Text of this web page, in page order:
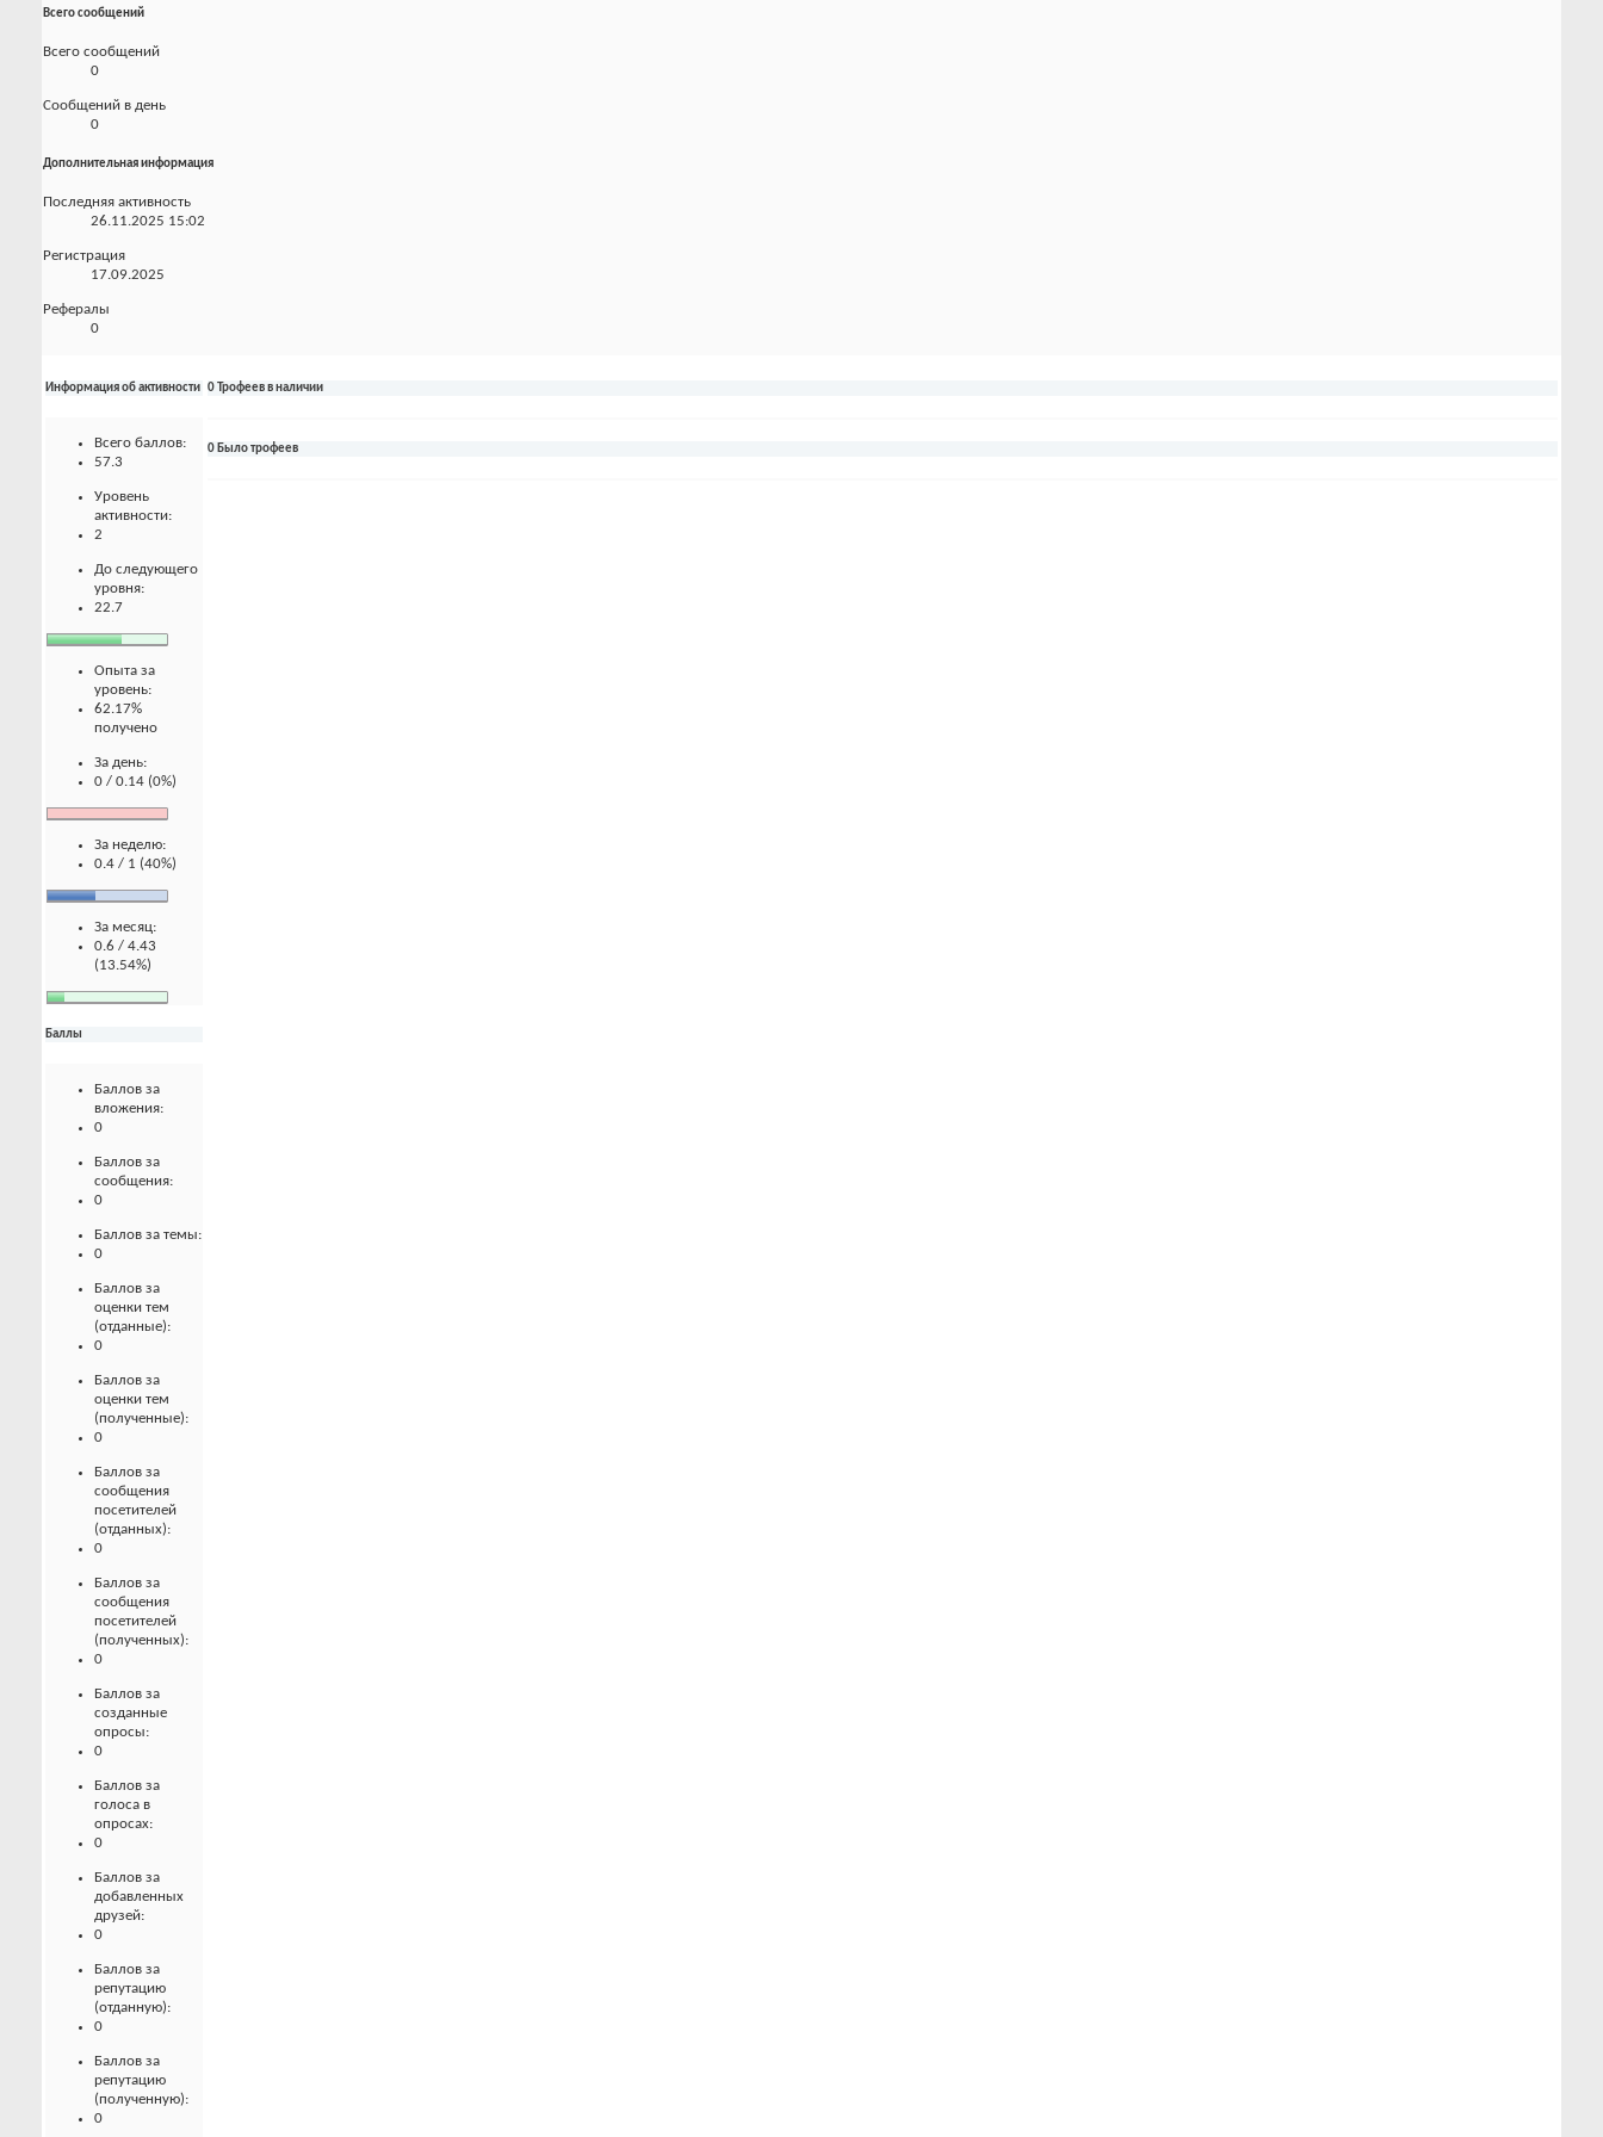
Всего сообщений
Всего сообщений
0
Сообщений в день
0
Дополнительная информация
Последняя активность
26.11.2025 15:02
Регистрация
17.09.2025
Рефералы
0
Информация об активности
Всего баллов:
57.3
Уровень
активности:
2
До следующего
уровня:
22.7
Опыта за
уровень:
62.17%
получено
За день:
0 / 0.14 (0%)
За неделю:
0.4 / 1 (40%)
За месяц:
0.6 / 4.43
(13.54%)
Баллы
Баллов за
вложения:
0
Баллов за
сообщения:
0
Баллов за темы:
0
Баллов за
оценки тем
(отданные):
0
Баллов за
оценки тем
(полученные):
0
Баллов за
сообщения
посетителей
(отданных):
0
Баллов за
сообщения
посетителей
(полученных):
0
Баллов за
созданные
опросы:
0
Баллов за
голоса в
опросах:
0
Баллов за
добавленных
друзей:
0
Баллов за
репутацию
(отданную):
0
Баллов за
репутацию
(полученную):
0
0 Трофеев в наличии
0 Было трофеев